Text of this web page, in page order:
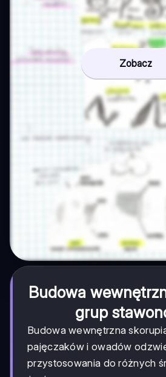
Zobacz
Budowa
grup
Budowa wewnętrzna
pajęczaków i owadów
przystosowania do różnych